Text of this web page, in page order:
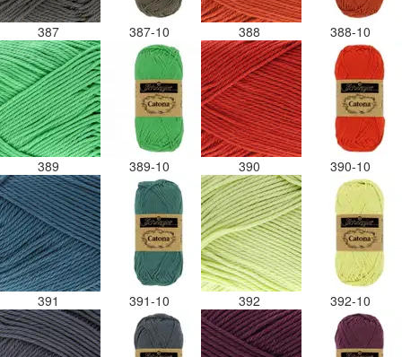
387 387-10 388 388-10
389 389-10 390 390-10
391 391-10 392 392-10